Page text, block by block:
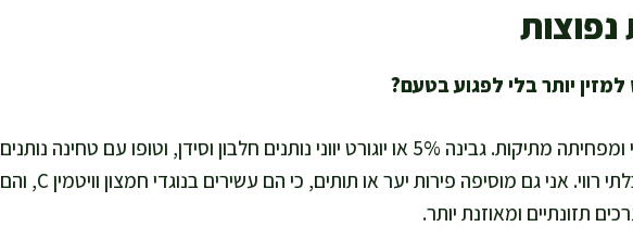
אני מגדילה את החלבון במילוי ומפחיתה מתיקות. גבינה 5% או יוגורט יווני נותנים חלבון וסידן, וטופו עם טחינה נותנים
חלבון צמחי, ברזל ושומן חד בלתי רווי. אני גם מוסיפה פירות יער או תותים, כי הם עשירים בנוגדי חמצון וויטמין C, והם
תזונתיים ומאוזנת יותר.